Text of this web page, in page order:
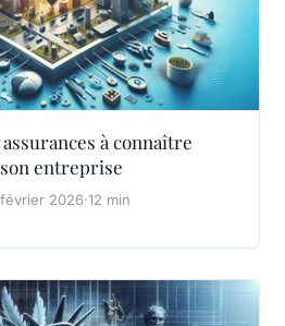
à connaître
entreprise
2026·12 min